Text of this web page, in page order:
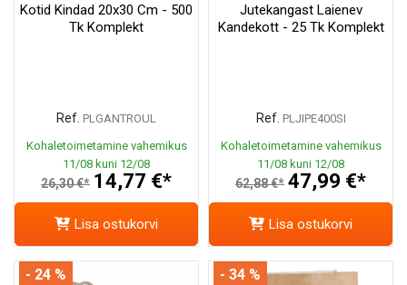
Kotid Kindad 20x30 Cm - 500
Tk Komplekt
Ref. PLGANTROUL
Kohaletoimetamine vahemikus
11/08 kuni 12/08
26,30 €* 14,77 €*
Lisa ostukorvi
Jutekangast Laienev
Kandekott - 25 Tk Komplekt
Ref. PLJIPE400SI
Kohaletoimetamine vahemikus
11/08 kuni 12/08
62,88 €* 47,99 €*
Lisa ostukorvi
- 24 % - 34 %